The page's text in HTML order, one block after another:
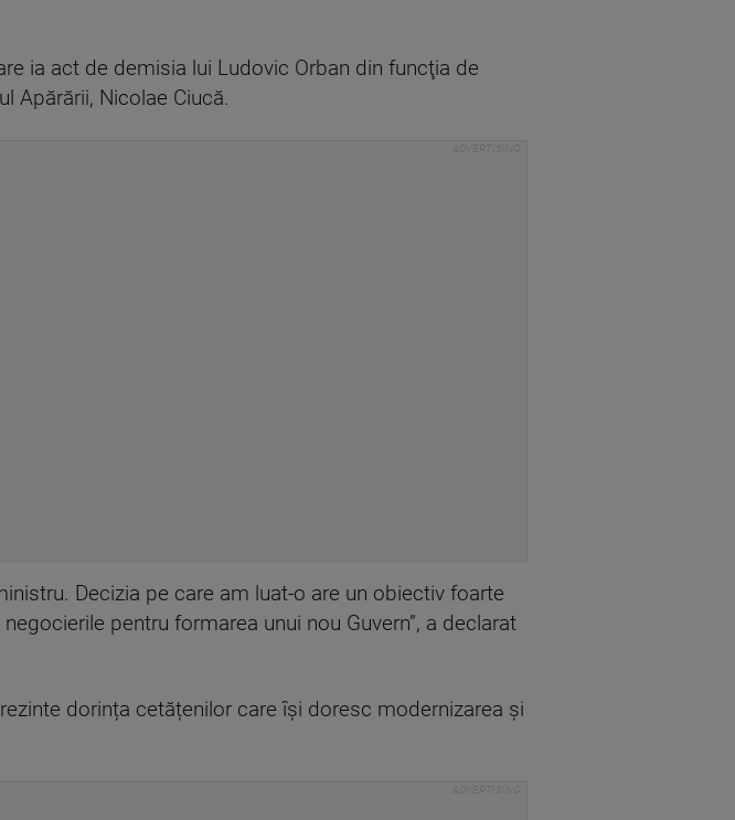
ia act de demisia lui Ludovic Orban din funcţia de
Apărării, Nicolae Ciucă.
Decizia pe care am luat-o are un obiectiv foarte
pentru formarea unui nou Guvern”, a declarat
dorința cetățenilor care își doresc modernizarea și